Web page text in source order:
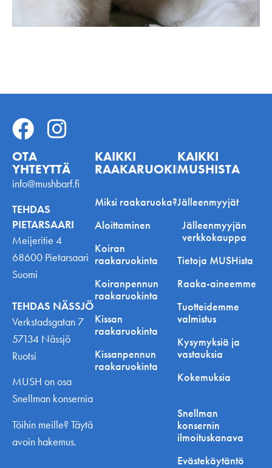
OTA
YHTEYTTÄ
info@mushbarf.fi
TEHDAS
PIETARSAARI
Meijeritie 4
68600 Pietarsaari
Suomi
TEHDAS NÄSSJÖ
Verkstadsgatan 7
57134 Nässjö
Ruotsi
MUSH on osa
Snellman konsernia
Töihin meille? Täytä
avoin hakemus.
KAIKKI
RAAKARUOKINNASTA
Miksi raakaruoka?
Aloittaminen
Koiran
raakaruokinta
Koiranpennun
raakaruokinta
Kissan
raakaruokinta
Kissanpennun
raakaruokinta
KAIKKI
MUSHISTA
Jälleenmyyjät
Jälleenmyyjän
verkkokauppa
Tietoja MUSHista
Raaka-aineemme
Tuotteidemme
valmistus
Kysymyksiä ja
vastauksia
Kokemuksia
Snellman
konsernin
ilmoituskanava
Evästekäytäntö